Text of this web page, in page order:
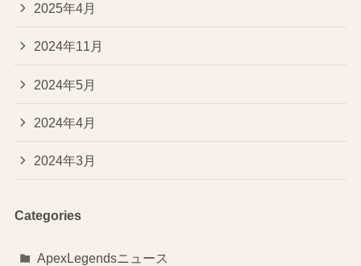
2025年4月
2024年11月
2024年5月
2024年4月
2024年3月
Categories
ApexLegendsニュース